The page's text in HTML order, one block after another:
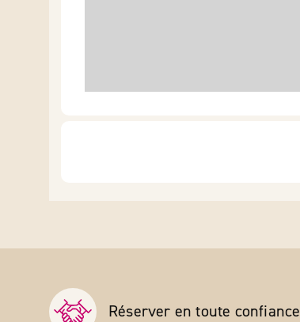
Réserver en toute confiance